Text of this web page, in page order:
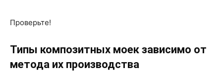
Проверьте!
Типы композитных моек зависимо от
метода их производства